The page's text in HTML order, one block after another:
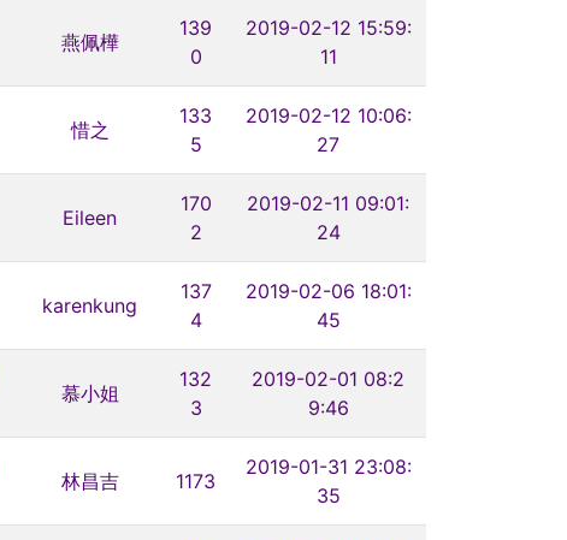
燕佩樺
139
0
2019-02-12 15:59:
11
惜之
133
5
2019-02-12 10:06:
27
Eileen
170
2
2019-02-11 09:01:
24
karenkung
137
4
2019-02-06 18:01:
45
慕小姐
132
3
2019-02-01 08:2
9:46
林昌吉 1173
2019-01-31 23:08:
35